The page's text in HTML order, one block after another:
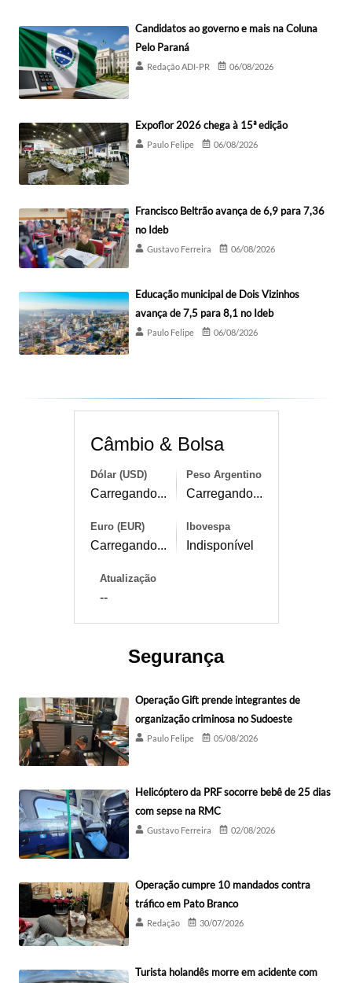
Candidatos ao governo e mais na Coluna
Pelo Paraná
Redação ADI-PR 06/08/2026
Expoflor 2026 chega à 15ª edição
Paulo Felipe 06/08/2026
Francisco Beltrão avança de 6,9 para 7,36
no Ideb
Gustavo Ferreira 06/08/2026
Educação municipal de Dois Vizinhos
avança de 7,5 para 8,1 no Ideb
Paulo Felipe 06/08/2026
Câmbio & Bolsa
Dólar (USD)
Carregando...
Peso Argentino
Carregando...
Euro (EUR)
Carregando...
Ibovespa
Indisponível
Atualização
--
Segurança
Operação Gift prende integrantes de
organização criminosa no Sudoeste
Paulo Felipe 05/08/2026
Helicóptero da PRF socorre bebê de 25 dias
com sepse na RMC
Gustavo Ferreira 02/08/2026
Operação cumpre 10 mandados contra
tráfico em Pato Branco
Redação 30/07/2026
Turista holandês morre em acidente com